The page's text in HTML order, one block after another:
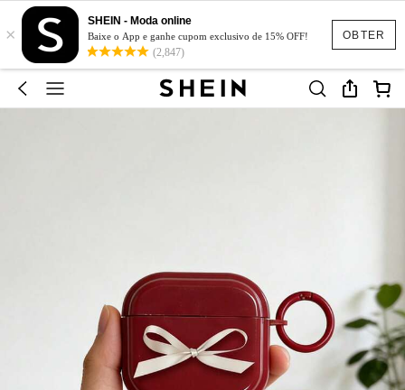
OBTER
×
SHEIN - Moda online
Baixe o App e ganhe cupom exclusivo de 15% OFF!
(2,847)